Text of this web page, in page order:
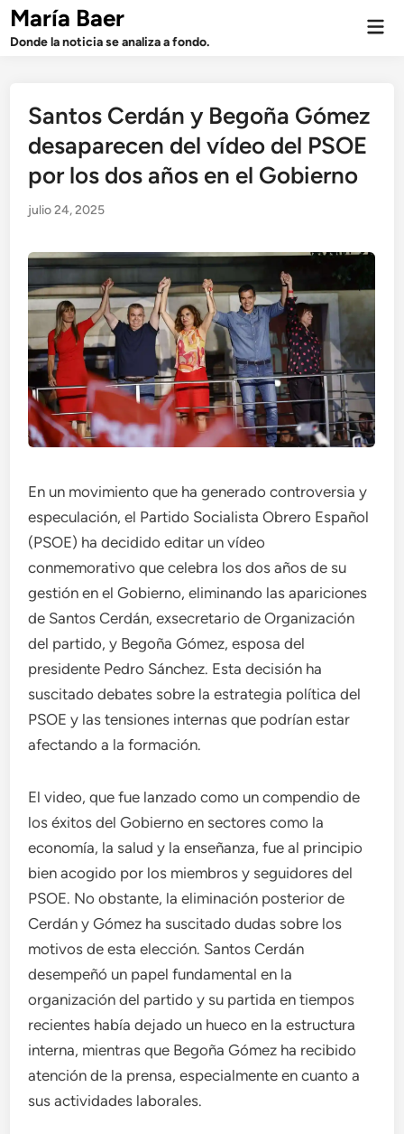
Saltar
contenido
María Baer
Donde la noticia se analiza a fondo.
Santos Cerdán y Begoña Gómez
desaparecen del vídeo del PSOE
por los dos años en el Gobierno
julio 24, 2025
En un movimiento que ha generado controversia y
especulación, el Partido Socialista Obrero Español
(PSOE) ha decidido editar un vídeo
conmemorativo que celebra los dos años de su
gestión en el Gobierno, eliminando las apariciones
de Santos Cerdán, exsecretario de Organización
del partido, y Begoña Gómez, esposa del
presidente Pedro Sánchez. Esta decisión ha
suscitado debates sobre la estrategia política del
PSOE y las tensiones internas que podrían estar
afectando a la formación.
El video, que fue lanzado como un compendio de
los éxitos del Gobierno en sectores como la
economía, la salud y la enseñanza, fue al principio
bien acogido por los miembros y seguidores del
PSOE. No obstante, la eliminación posterior de
Cerdán y Gómez ha suscitado dudas sobre los
motivos de esta elección. Santos Cerdán
desempeñó un papel fundamental en la
organización del partido y su partida en tiempos
recientes había dejado un hueco en la estructura
interna, mientras que Begoña Gómez ha recibido
atención de la prensa, especialmente en cuanto a
sus actividades laborales.